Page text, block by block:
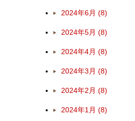
2024年6月 (8)
2024年5月 (8)
2024年4月 (8)
2024年3月 (8)
2024年2月 (8)
2024年1月 (8)